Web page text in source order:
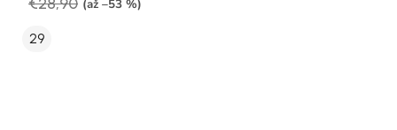
(až –53 %)
29